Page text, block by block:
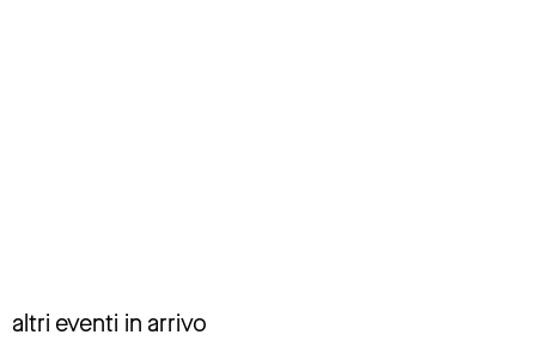
altri eventi in arrivo